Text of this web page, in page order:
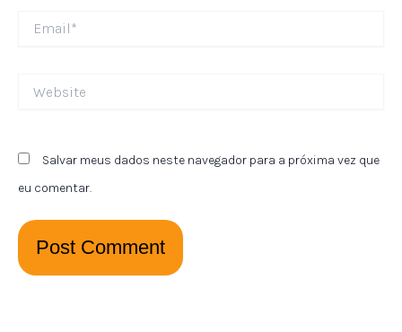
Salvar meus dados neste navegador para a próxima vez que
eu comentar.